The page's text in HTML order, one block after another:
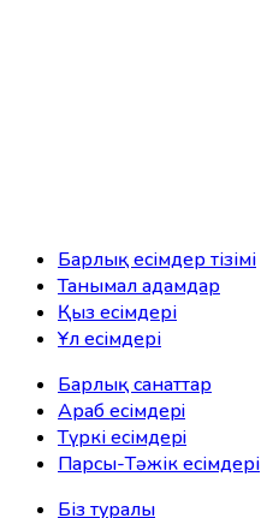
Барлық есімдер тізімі
Танымал адамдар
Қыз есімдері
Ұл есімдері
Барлық санаттар
Араб есімдерi
Түркі есімдерi
Парсы-Тәжік есімдері
Біз туралы